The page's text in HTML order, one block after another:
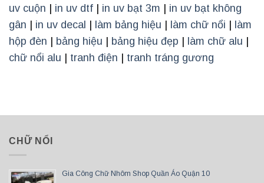
uv cuộn | in uv dtf | in uv bạt 3m | in uv bạt không
gân | in uv decal | làm bảng hiệu | làm chữ nổi | làm
hộp đèn | bảng hiệu | bảng hiệu đẹp | làm chữ alu |
chữ nổi alu | tranh điện | tranh tráng gương
CHỮ NỔI
Gia Công Chữ Nhôm Shop Quần Áo Quận 10